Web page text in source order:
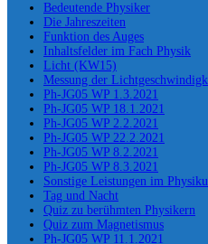
Bedeutende Physiker
Die Jahreszeiten
Funktion des Auges
Inhaltsfelder im Fach Physik
Licht (KW15)
Messung der
Ph-JG05 WP 1.3.2021
Ph-JG05 WP 18.1.2021
Ph-JG05 WP 2.2.2021
Ph-JG05 WP 22.2.2021
Ph-JG05 WP 8.2.2021
Ph-JG05 WP 8.3.2021
Sonstige Leistungen im
Tag und Nacht
Quiz zu berühmten Physikern
Quiz zum Magnetismus
Ph-JG05 WP 11.1.2021